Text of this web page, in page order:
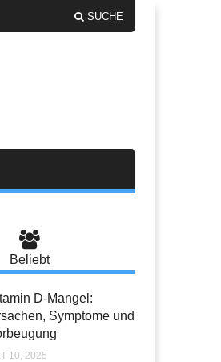
SUCHE
Beliebt
D-Mangel:
Symptome und
10, 2025